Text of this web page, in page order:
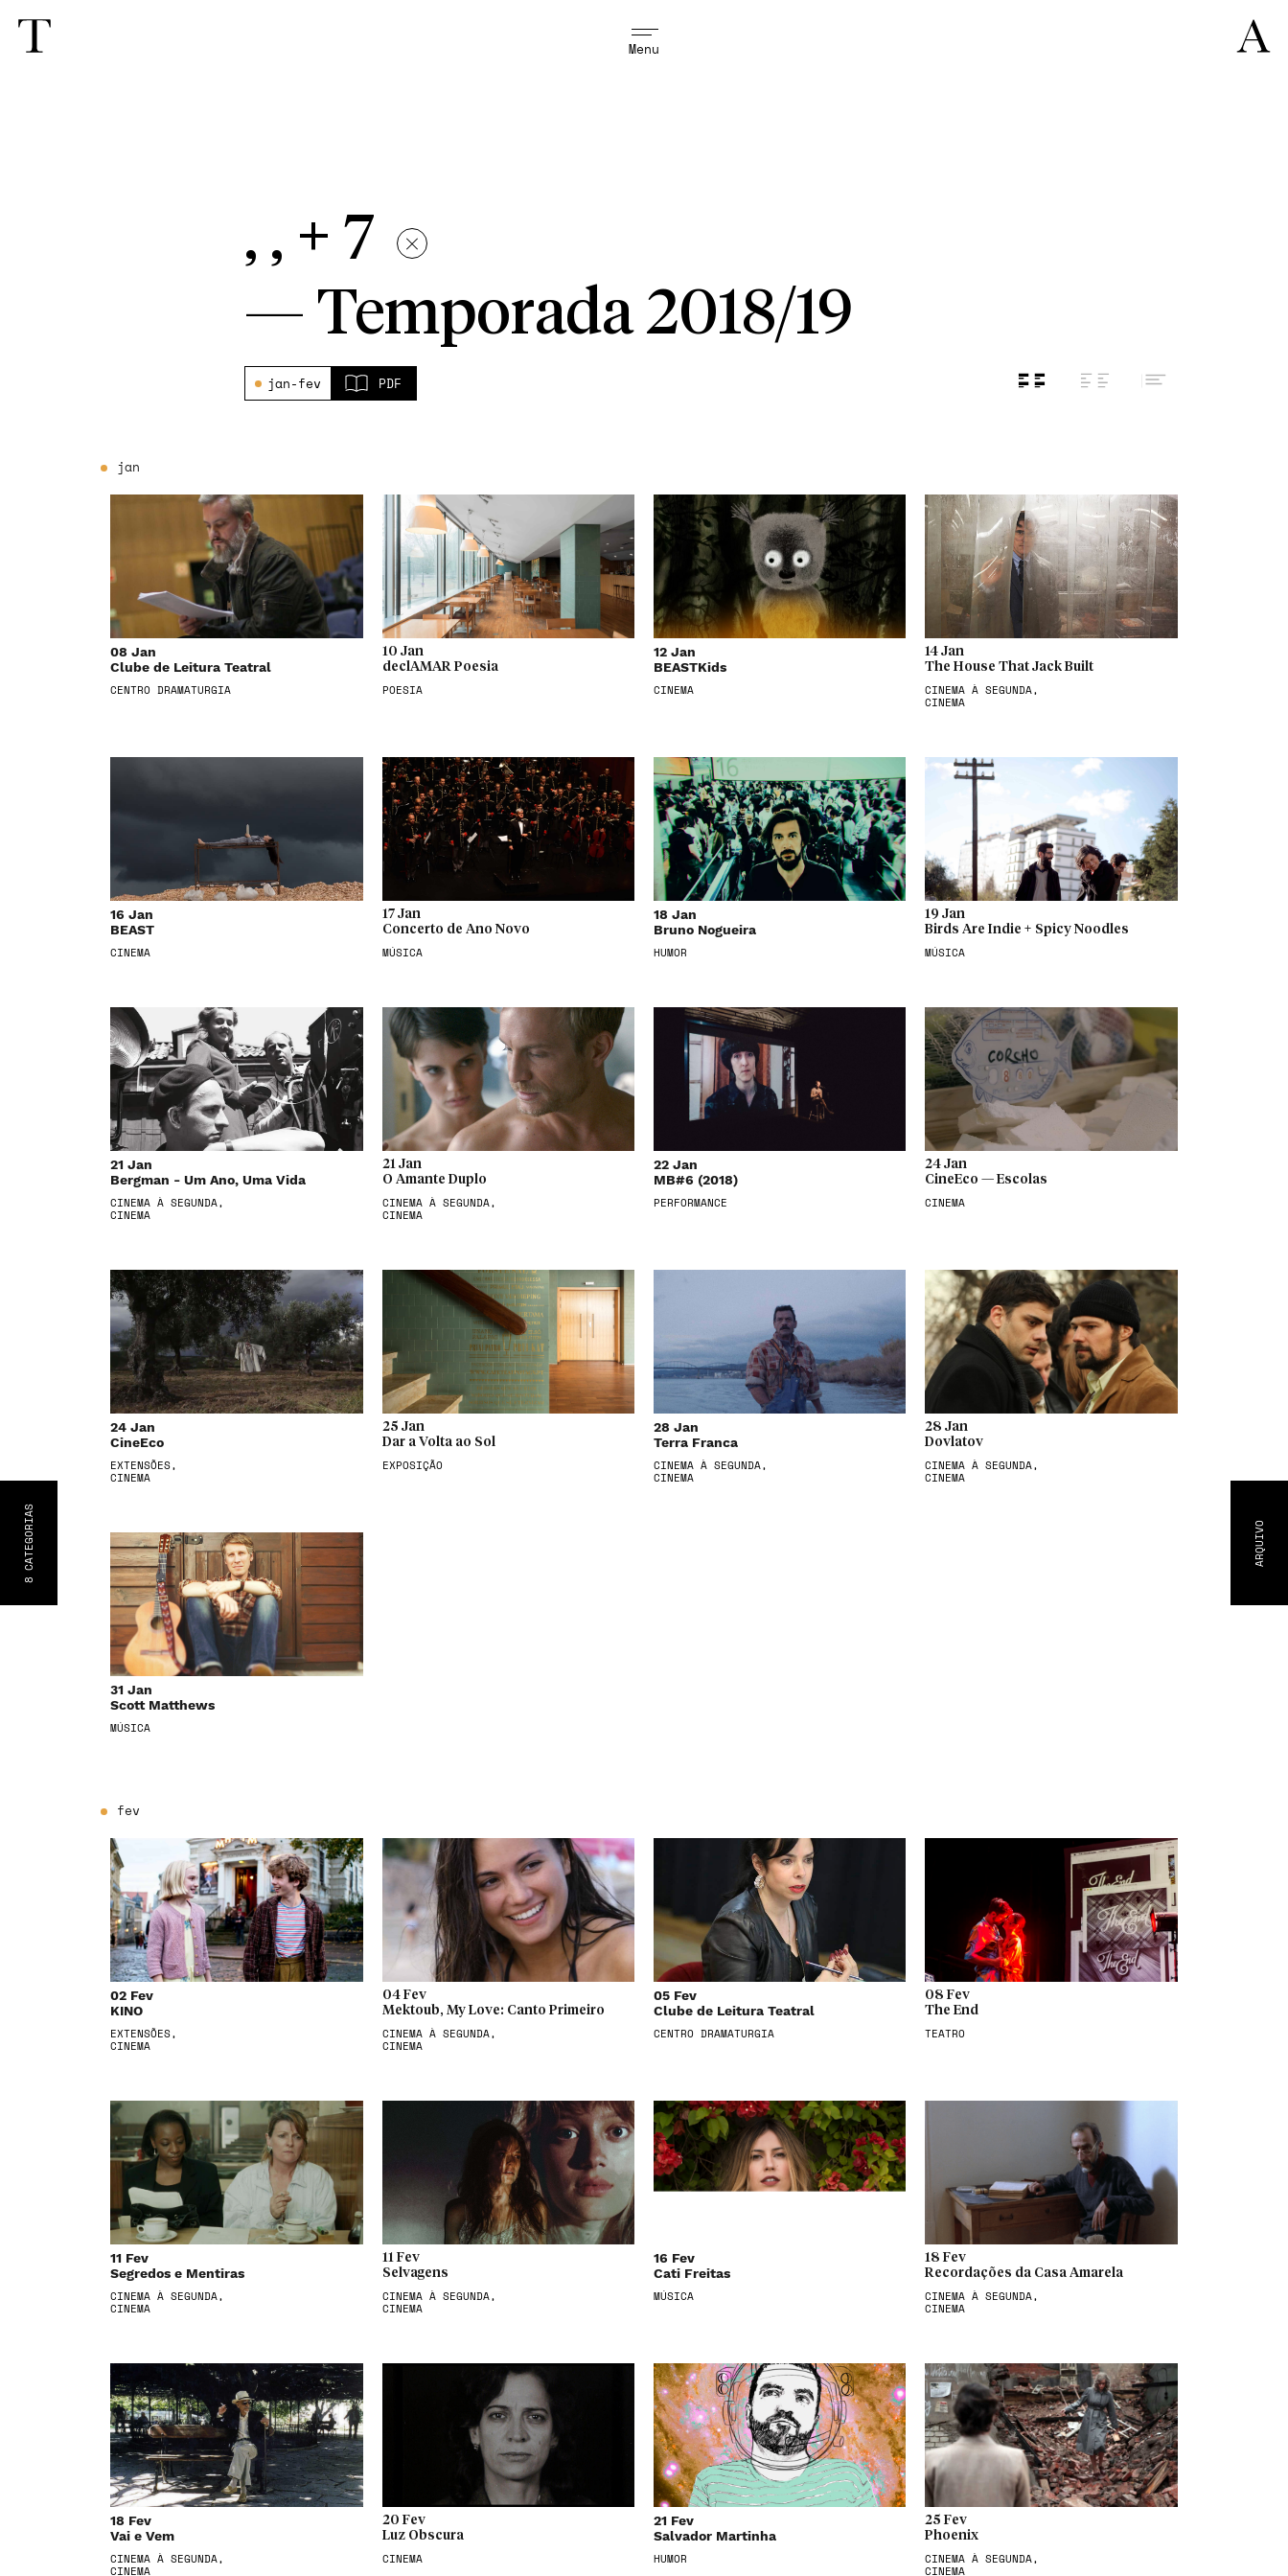
Menu
ARQUIVO
8
CATEGORIA
S
, , + 7
— Temporada 2018/19
jan-fev PDF
jan
08 Jan
Clube de Leitura Teatral
CENTRO DRAMATURGIA
10 Jan
declAMAR Poesia
POESIA
12 Jan
BEASTKids
CINEMA
14 Jan
The House That Jack Built
CINEMA À SEGUNDA,
CINEMA
16 Jan
BEAST
CINEMA
17 Jan
Concerto de Ano Novo
MÚSICA
18 Jan
Bruno Nogueira
HUMOR
19 Jan
Birds Are Indie + Spicy Noodles
MÚSICA
21 Jan
Bergman - Um Ano, Uma Vida
CINEMA À SEGUNDA,
CINEMA
21 Jan
O Amante Duplo
CINEMA À SEGUNDA,
CINEMA
22 Jan
MB#6 (2018)
PERFORMANCE
24 Jan
CineEco — Escolas
CINEMA
24 Jan
CineEco
EXTENSÕES,
CINEMA
25 Jan
Dar a Volta ao Sol
EXPOSIÇÃO
28 Jan
Terra Franca
CINEMA À SEGUNDA,
CINEMA
28 Jan
Dovlatov
CINEMA À SEGUNDA,
CINEMA
31 Jan
Scott Matthews
MÚSICA
fev
02 Fev
KINO
EXTENSÕES,
CINEMA
04 Fev
Mektoub, My Love: Canto Primeiro
CINEMA À SEGUNDA,
CINEMA
05 Fev
Clube de Leitura Teatral
CENTRO DRAMATURGIA
08 Fev
The End
TEATRO
11 Fev
Segredos e Mentiras
CINEMA À SEGUNDA,
CINEMA
11 Fev
Selvagens
CINEMA À SEGUNDA,
CINEMA
16 Fev
Cati Freitas
MÚSICA
18 Fev
Recordações da Casa Amarela
CINEMA À SEGUNDA,
CINEMA
18 Fev
Vai e Vem
CINEMA À SEGUNDA,
CINEMA
20 Fev
Luz Obscura
CINEMA
21 Fev
Salvador Martinha
HUMOR
25 Fev
Phoenix
CINEMA À SEGUNDA,
CINEMA